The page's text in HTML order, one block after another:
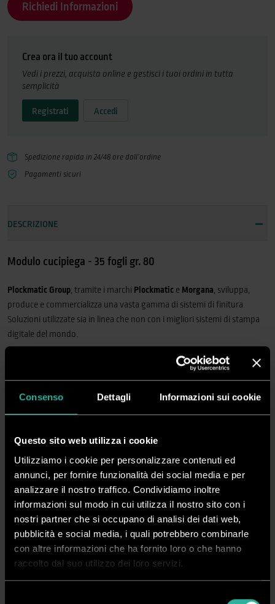
Consenso Dettagli Informazioni sui cookie
Questo sito web utilizza i cookie
Utilizziamo i cookie per personalizzare contenuti ed
annunci, per fornire funzionalità dei social media e per
analizzare il nostro traffico. Condividiamo inoltre
informazioni sul modo in cui utilizza il nostro sito con i
nostri partner che si occupano di analisi dei dati web,
pubblicità e social media, i quali potrebbero combinarle
con altre informazioni che ha fornito loro o che hanno
raccolto dal suo utilizzo dei loro servizi.
nuova linea di fascicolazione BM5000 permette infatti di gestire fogli di
lunghezza fino a 620 mm.BM5050S consente di ridurre ulteriormente i
quattro testine che permettono la cucitura di libri piccolo formato con
fogli.PRODUTTIVITÀ: volume medio mensile 40k opuscoli - massimo
cucire e piegare fino a 50 fogli (gr. 80), realizzando opuscoli con un
massimo di 200 pagine. BM5035 supporta invece 35 fogli per opuscoli
Richiedi Informazioni
Crea ora il tuo account
Vedi i prezzi, acquista online e gestisci i tuoi ordini in tutta
semplicità
Registrati Accedi
Spedizione rapida in 24/48 ore dall’ordine
Pagamenti sicuri
DESCRIZIONE
Modulo cucipiega - 35 fogli gr. 80
Plockmatic Group , tramite i marchi Plockmatic e Morgana , sviluppa,
produce e commercializza una vasta gamma di sistemi di finitura.
Soluzioni utilizzate sia in linea che non con i migliori sistemi di stampa
digitale del mondo.
Realizzazione di opuscoli, piegatura, cordonatura, perforazione e
rilegatura dei documenti con straordinaria precisione.Le soluzioni
documenti da utilizzare ogni giorno
linee di fascicolazione Plockmatic Group. Progettata per far fronte a
volumi di produzione medio-alti, garantisce la massima qualità per
soddisfare ogni esigenza.
Con un numero sempre crescente di sistemi di stampa in grado di
gestire grandi formati, ora è possibile realizzare con semplicità e
convenienzaformati A4 landscape e opuscoli di grandi dimensioni
nuova linea di fascicolazione BM5000 permette infatti di gestire fogli di
lunghezza fino a 620 mm.
BM5050Sconsente di ridurre ulteriormente i costi per opuscolo e offre